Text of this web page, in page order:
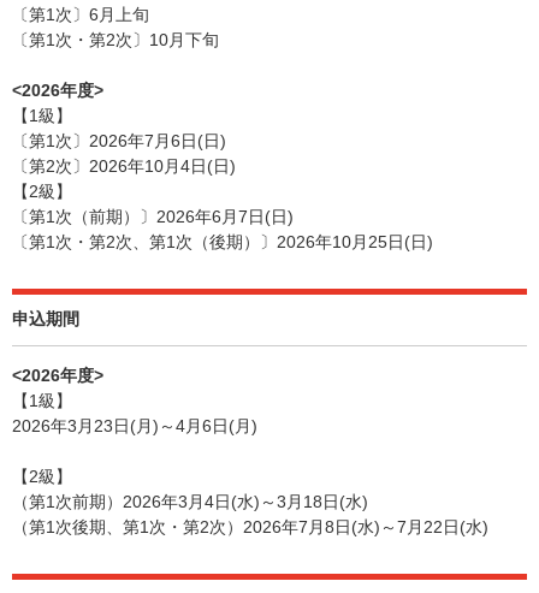
〔第1次〕6月上旬
〔第1次・第2次〕10月下旬
<2026年度>
【1級】
〔第1次〕2026年7月6日(日)
〔第2次〕2026年10月4日(日)
【2級】
〔第1次（前期）〕2026年6月7日(日)
〔第1次・第2次、第1次（後期）〕2026年10月25日(日)
申込期間
<2026年度>
【1級】
2026年3月23日(月)～4月6日(月)
【2級】
（第1次前期）2026年3月4日(水)～3月18日(水)
（第1次後期、第1次・第2次）2026年7月8日(水)～7月22日(水)